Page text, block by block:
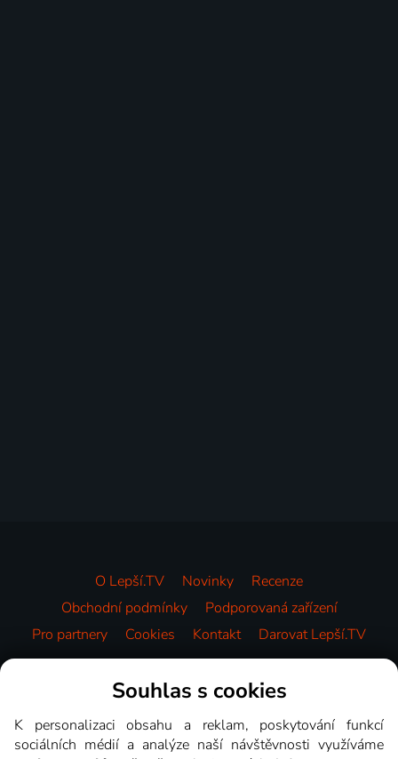
O Lepší.TV Novinky
Recenze
Obchodní podmínky
Podporovaná zařízení
Pro partnery
Cookies Kontakt Darovat Lepší.TV
Videotéka
Souhlas s cookies
K personalizaci obsahu a reklam, poskytování funkcí
sociálních médií a analýze naší návštěvnosti využíváme